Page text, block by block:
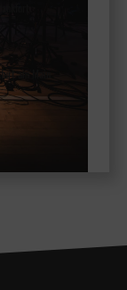
am Main